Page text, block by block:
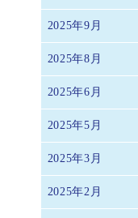
2025年9月
2025年8月
2025年6月
2025年5月
2025年3月
2025年2月